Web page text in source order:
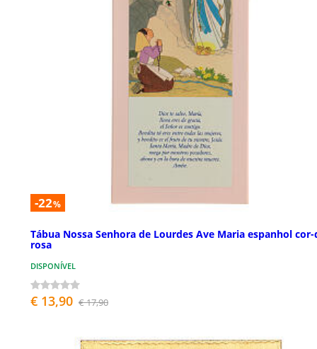
-22%
Tábua Nossa Senhora de Lourdes Ave Maria espanhol cor-
rosa
DISPONÍVEL
€ 13,90 € 17,90